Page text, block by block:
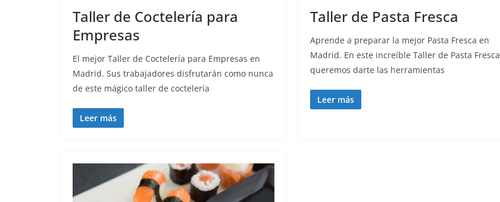
Taller de Coctelería para
Empresas
El mejor Taller de Coctelería para Empresas en
Madrid. Sus trabajadores disfrutarán como nunca
de este mágico taller de coctelería
Leer más
Taller de Pasta Fresca
Aprende a preparar la mejor Pasta Fresca en
Madrid. En este increíble Taller de Pasta Fresca
queremos darte las herramientas
Leer más